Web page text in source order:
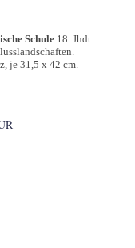
Schule 18. Jhdt.
je 31,5 x 42 cm.